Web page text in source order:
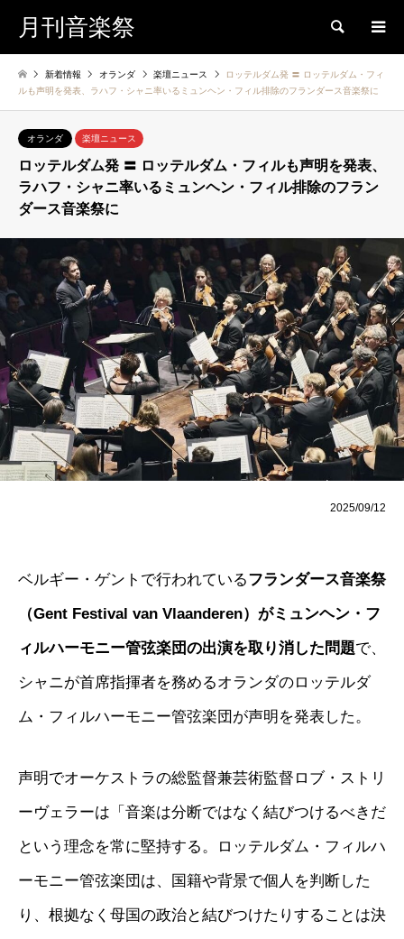
月刊音楽祭 検索
新着情報 オランダ 楽壇ニュース
ロッテルダム発 〓 ロッテルダム・フィ
ルも声明を発表、ラハフ・シャニ率いるミュンヘン・フィル排除のフランダース音楽祭に
オランダ 楽壇ニュース
ロッテルダム発 〓 ロッテルダム・フィルも声明を発表、
ラハフ・シャニ率いるミュンヘン・フィル排除のフラン
ダース音楽祭に
2025/09/12
ベルギー・ゲントで行われているフランダース音楽祭
（Gent Festival van Vlaanderen）がミュンヘン・フ
ィルハーモニー管弦楽団の出演を取り消した問題で、
シャニが首席指揮者を務めるオランダのロッテルダ
ム・フィルハーモニー管弦楽団が声明を発表した。
声明でオーケストラの総監督兼芸術監督ロブ・ストリ
ーヴェラーは「音楽は分断ではなく結びつけるべきだ
という理念を常に堅持する。ロッテルダム・フィルハ
ーモニー管弦楽団は、国籍や背景で個人を判断した
り、根拠なく母国の政治と結びつけたりすることは決